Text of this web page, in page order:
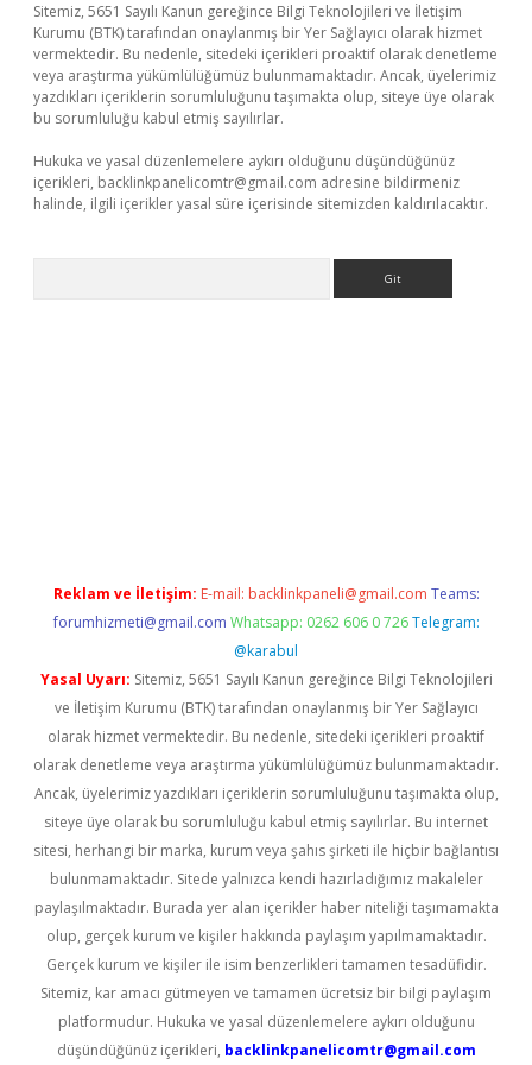
Sitemiz, 5651 Sayılı Kanun gereğince Bilgi Teknolojileri ve İletişim
Kurumu (BTK) tarafından onaylanmış bir Yer Sağlayıcı olarak hizmet
vermektedir. Bu nedenle, sitedeki içerikleri proaktif olarak denetleme
veya araştırma yükümlülüğümüz bulunmamaktadır. Ancak, üyelerimiz
yazdıkları içeriklerin sorumluluğunu taşımakta olup, siteye üye olarak
bu sorumluluğu kabul etmiş sayılırlar.
Hukuka ve yasal düzenlemelere aykırı olduğunu düşündüğünüz
içerikleri, backlinkpanelicomtr@gmail.com adresine bildirmeniz
halinde, ilgili içerikler yasal süre içerisinde sitemizden kaldırılacaktır.
Reklam ve İletişim: E-mail: backlinkpaneli@gmail.com Teams:
forumhizmeti@gmail.com Whatsapp: 0262 606 0 726 Telegram:
@karabul
Yasal Uyarı: Sitemiz, 5651 Sayılı Kanun gereğince Bilgi Teknolojileri
ve İletişim Kurumu (BTK) tarafından onaylanmış bir Yer Sağlayıcı
olarak hizmet vermektedir. Bu nedenle, sitedeki içerikleri proaktif
olarak denetleme veya araştırma yükümlülüğümüz bulunmamaktadır.
Ancak, üyelerimiz yazdıkları içeriklerin sorumluluğunu taşımakta olup,
siteye üye olarak bu sorumluluğu kabul etmiş sayılırlar. Bu internet
sitesi, herhangi bir marka, kurum veya şahıs şirketi ile hiçbir bağlantısı
bulunmamaktadır. Sitede yalnızca kendi hazırladığımız makaleler
paylaşılmaktadır. Burada yer alan içerikler haber niteliği taşımamakta
olup, gerçek kurum ve kişiler hakkında paylaşım yapılmamaktadır.
Gerçek kurum ve kişiler ile isim benzerlikleri tamamen tesadüfidir.
Sitemiz, kar amacı gütmeyen ve tamamen ücretsiz bir bilgi paylaşım
platformudur. Hukuka ve yasal düzenlemelere aykırı olduğunu
düşündüğünüz içerikleri, backlinkpanelicomtr@gmail.com